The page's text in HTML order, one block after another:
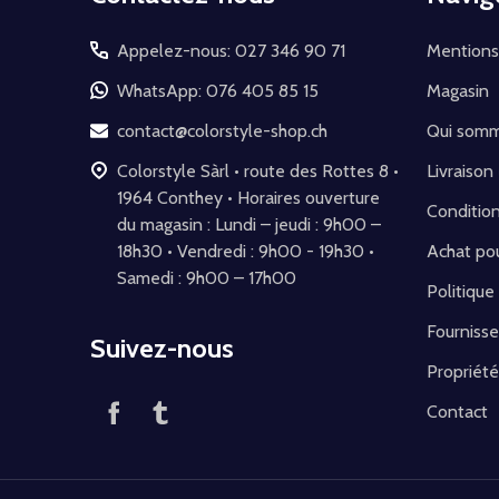
Appelez-nous: 027 346 90 71
WhatsApp: 076 405 85 15
contact@colorstyle-shop.ch
Colorstyle Sàrl • route des Rottes 8 •
1964 Conthey • Horaires ouverture
du magasin : Lundi – jeudi : 9h00 –
18h30 • Vendredi : 9h00 - 19h30 •
Samedi : 9h00 – 17h00
Suivez-nous
Magasin
Qui
Achat
Contact